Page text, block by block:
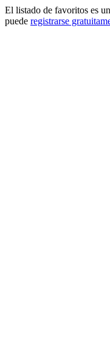
El listado de favoritos es
puede registrarse